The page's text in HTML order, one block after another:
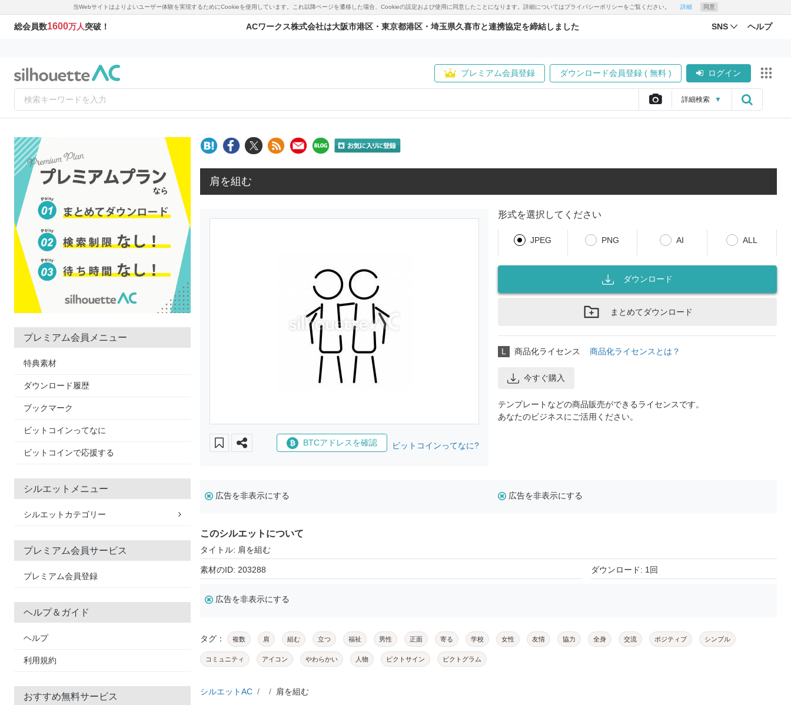
当Webサイトはよりよいユーザー体験を実現するためにCookieを使用しています。これ以降ページを遷移した場合、Cookieの設定および使用に同意したことになります。詳細についてはプライバシーポリシーをご覧ください。 詳細 同意
総会員数1600万人突破！ ACワークス株式会社は大阪市港区・東京都港区・埼玉県久喜市と連携協定を締結しました SNS ヘルプ
プレミアム会員登録 ダウンロード会員登録 ( 無料 ) ログイン
詳細検索 ▼
プレミアム会員メニュー
特典素材
ダウンロード履歴
ブックマーク
ビットコインってなに
ビットコインで応援する
シルエットメニュー
シルエットカテゴリー
プレミアム会員サービス
プレミアム会員登録
ヘルプ＆ガイド
ヘルプ
利用規約
おすすめ無料サービス
肩を組む
BTCアドレスを確認 ビットコインってなに?
形式を選択してください
JPEG PNG AI ALL
ダウンロード
まとめてダウンロード
L 商品化ライセンス 商品化ライセンスとは？
今すぐ購入
テンプレートなどの商品販売ができるライセンスです。
あなたのビジネスにご活用ください。
広告を非表示にする 広告を非表示にする
このシルエットについて
タイトル: 肩を組む
素材のID: 203288 ダウンロード: 1回
広告を非表示にする
タグ： 複数 肩 組む 立つ 福祉 男性 正面 寄る 学校 女性 友情 協力 全身 交流 ポジティブ シンプル
コミュニティ アイコン やわらかい 人物 ピクトサイン ピクトグラム
シルエットAC 肩を組む